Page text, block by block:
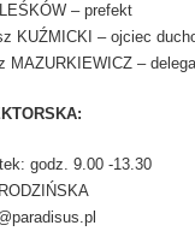
– prefekt
KUŹMICKI – ojciec
MAZURKIEWICZ –
godz. 9.00 -13.30